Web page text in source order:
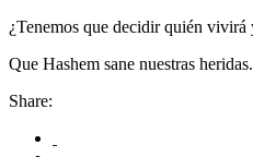
¿Tenemos que decidir quién vivirá
Que Hashem sane nuestras heridas.
Share: